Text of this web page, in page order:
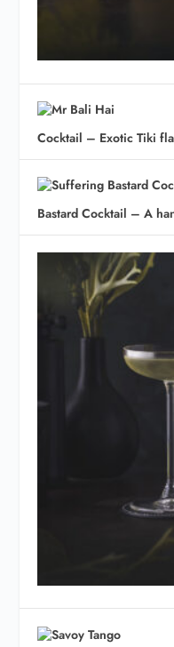
Cocktail – Exotic Tiki
Bastard Cocktail – A